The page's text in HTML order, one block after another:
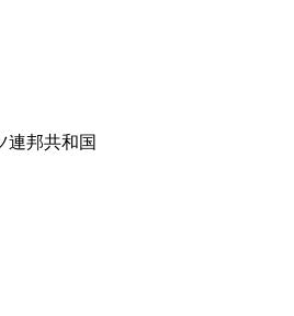
連邦共和国